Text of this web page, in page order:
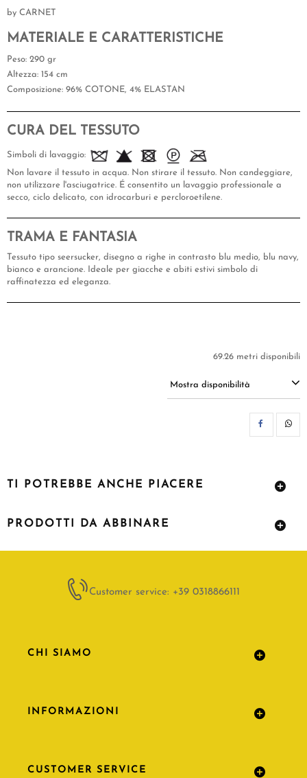
by CARNET
MATERIALE E CARATTERISTICHE
Peso: 290 gr
Altezza: 154 cm
Composizione: 96% COTONE, 4% ELASTAN
CURA DEL TESSUTO
Simboli di lavaggio:
Non lavare il tessuto in acqua. Non stirare il tessuto. Non candeggiare,
non utilizzare l'asciugatrice. É consentito un lavaggio professionale a
secco, ciclo delicato, con idrocarburi e percloroetilene.
TRAMA E FANTASIA
Tessuto tipo seersucker, disegno a righe in contrasto blu medio, blu navy,
bianco e arancione. Ideale per giacche e abiti estivi simbolo di
raffinatezza ed eleganza.
69.26 metri disponibili
Mostra disponibilità
TI POTREBBE ANCHE PIACERE
PRODOTTI DA ABBINARE
Customer service: +39 0318866111
CHI SIAMO
INFORMAZIONI
CUSTOMER SERVICE